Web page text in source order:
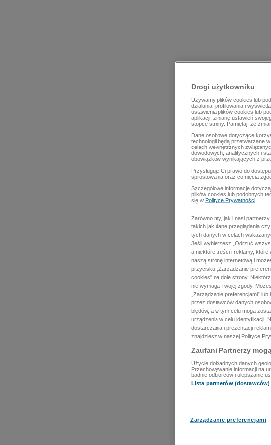
Drogi użytkowniku
Używamy plików cookies lub
działania, profilowania i
ustawienia plików cookies lub
aplikacji, zmianę ustawień
stopce strony. Pamiętaj, że
Dane osobowe dotyczące
technologii będą przetwarzane
celach wewnętrznych
dowodowych, analitycznych i
obowiązków wynikających z
Przysługuje Ci prawo do
sprostowania oraz cofnięcia
Szczegółowe informacje
plików cookies lub podobnych
się w Polityce Prywatności
Zarówno my, jak i nasi partnerzy
takich jak dane przeglądania
tych danych w celach
Jeśli wybierzesz „Odrzuć
a niektóre treści i reklamy, które
naszą stronę internetową i
przycisku „Zarządzanie
cookies" na dole strony.
nie wymaga Twojej zgody.
„Zarządzanie preferencjami”
przez dostawców danych
błędów, a w tym celu mogą
urządzenia w celu identyfikacji.
dostarczania i prezentacji
znajdziesz w naszej Polityce
Zaufani Partnerzy
Użycie dokładnych danych
Przechowywanie informacji na
badnie odbiorców i ulepszanie
Lista partnerów (dostawców)
Zarządzanie preferencjami